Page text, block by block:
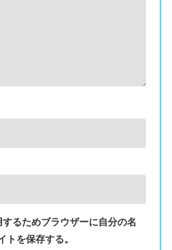
るためブラウザーに自分の名
トを保存する。